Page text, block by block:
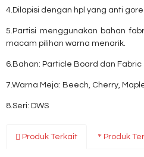
4.Dilapisi dengan hpl yang anti
5.Partisi menggunakan bahan
macam pilihan warna menarik.
6.Bahan: Particle Board dan Fabric
7.Warna Meja: Beech, Cherry,
8.Seri: DWS
Produk Terkait Produk